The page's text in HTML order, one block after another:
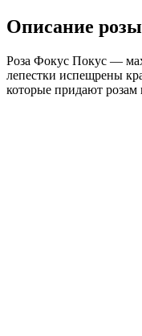
Описание розы
Роза Фокус Покус —
лепестки испещрены
которые придают